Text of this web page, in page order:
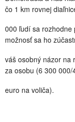
čo 1 km rovnej
000 ľudí sa rozhodne
možnosť sa ho
váš osobný názor na
za osobu (6 300 000/
euro na voliča).